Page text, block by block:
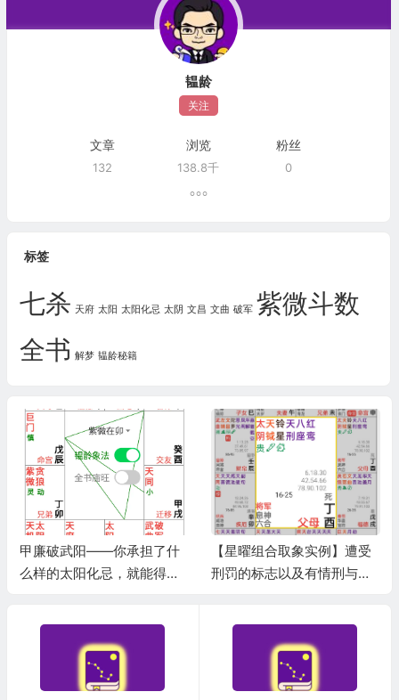
韫龄
关注
文章
132
浏览
138.8千
粉丝
0
标签
七杀 天府 太阳 太阳化忌 太阴 文昌 文曲 破军 紫微斗数
全书 解梦 韫龄秘籍
甲廉破武阳——你承担了什
么样的太阳化忌，就能得到
【星曜组合取象实例】遭受
刑罚的标志以及有情刑与无